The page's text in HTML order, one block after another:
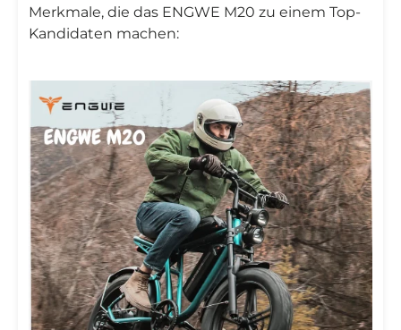
Merkmale, die das ENGWE M20 zu einem Top-
Kandidaten machen: